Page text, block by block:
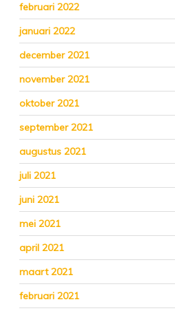
februari 2022
januari 2022
december 2021
november 2021
oktober 2021
september 2021
augustus 2021
juli 2021
juni 2021
mei 2021
april 2021
maart 2021
februari 2021